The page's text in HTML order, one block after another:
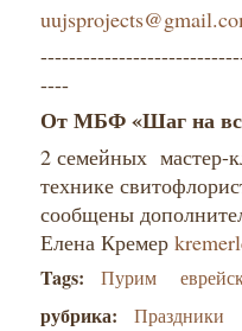
----
От МБФ «Шаг на
2 семейных мастер-
технике
сообщены
Елена Кремер
Tags: Пурим
рубрика: Праздники